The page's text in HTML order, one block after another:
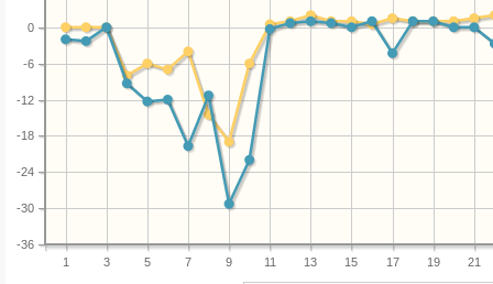
1 3 5 7 9 11 13 15 17 19 21
-36
-30
-24
-18
-12
-6
0